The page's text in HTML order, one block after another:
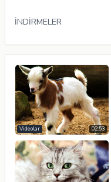
Video tipi
İNDİRMELER
02:53
Videolar